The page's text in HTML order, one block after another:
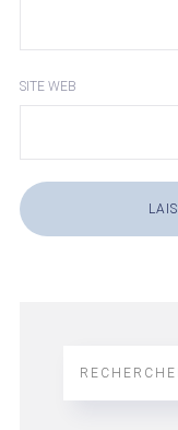
SITE WEB